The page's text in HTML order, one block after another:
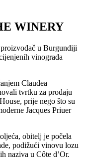
WINERY
u Burgundiji
vinograda
Claudea
tvrtku za prodaju
prije nego što su
Jacques Priuer
obitelj je počela
podižući vinovu lozu
naziva u Côte d’Or.